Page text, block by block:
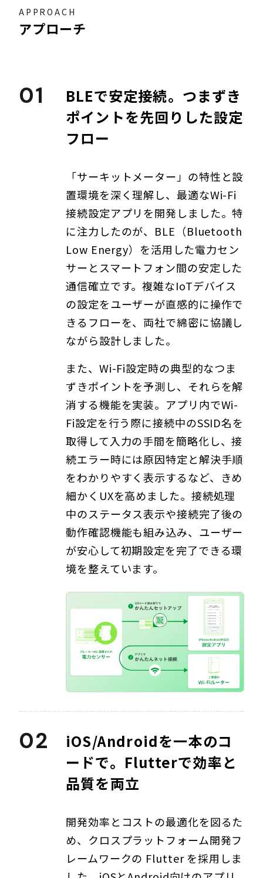
APPROACH
アプローチ
01
BLEで安定接続。つまずき
ポイントを先回りした設定
フロー
「サーキットメーター」の特性と設
置環境を深く理解し、最適なWi-Fi
接続設定アプリを開発しました。特
に注力したのが、BLE（Bluetooth
Low Energy）を活用した電力セン
サーとスマートフォン間の安定した
通信確立です。複雑なIoTデバイス
の設定をユーザーが直感的に操作で
きるフローを、両社で綿密に協議し
ながら設計しました。
また、Wi-Fi設定時の典型的なつま
ずきポイントを予測し、それらを解
消する機能を実装。アプリ内でWi-
Fi設定を行う際に接続中のSSID名を
取得して入力の手間を簡略化し、接
続エラー時には原因特定と解決手順
をわかりやすく表示するなど、きめ
細かくUXを高めました。接続処理
中のステータス表示や接続完了後の
動作確認機能も組み込み、ユーザー
が安心して初期設定を完了できる環
境を整えています。
02
iOS/Androidを一本のコ
ードで。Flutterで効率と
品質を両立
開発効率とコストの最適化を図るた
め、クロスプラットフォーム開発フ
レームワークの Flutter を採用しま